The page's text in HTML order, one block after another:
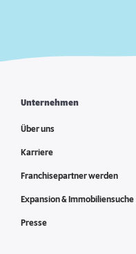
Unternehmen
Über uns
Karriere
Franchisepartner werden
Expansion & Immobiliensuche
Presse